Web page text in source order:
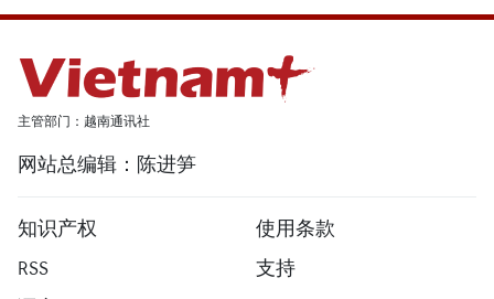
主管部门：越南通讯社
网站总编辑：陈进笋
知识产权
使用条款
RSS
支持